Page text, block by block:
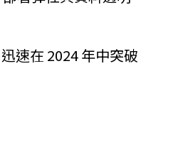
速在 2024 年中突破